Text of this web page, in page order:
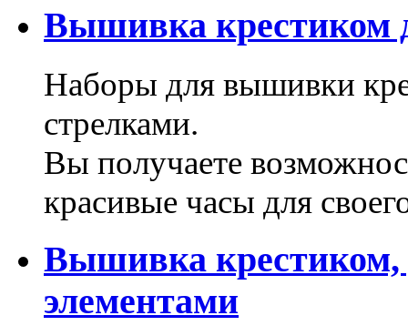
Вышивка крестиком
Наборы для вышивки
стрелками.
Вы получаете
красивые часы для
Вышивка крестиком,
элементами